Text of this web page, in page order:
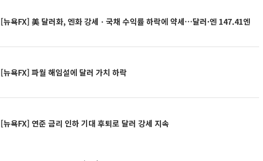
[뉴욕FX] 美 달러화, 엔화 강세ㆍ국채 수익률 하락에 약세…달러·엔 147.41엔
[뉴욕FX] 파월 해임설에 달러 가치 하락
[뉴욕FX] 연준 금리 인하 기대 후퇴로 달러 강세 지속